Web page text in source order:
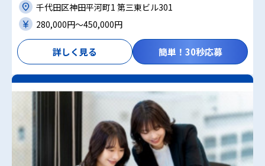
千代田区神田平河町1 第三東ビル301
280,000円〜450,000円
詳しく見る 簡単！30秒応募